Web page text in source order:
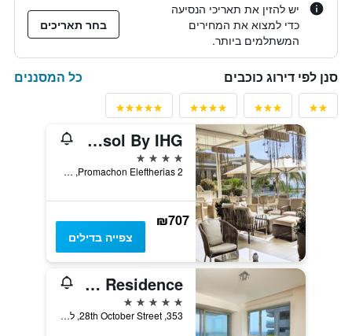
יש להזין את תאריכי הנסיעה
כדי למצוא את המחירים
המשתלמים ביותר.
בחר תאריכים
סנן לפי דירוג כוכבים כל המסננים
Crowne Plaza Limassol By IHG
4 כוכבים
Promachon Eleftherias 2, לימסול, קפריסין
₪707
צפייה בדילים
Olympic Residence
5 כוכבים
353, 28th October Street, לימסול, קפריסין